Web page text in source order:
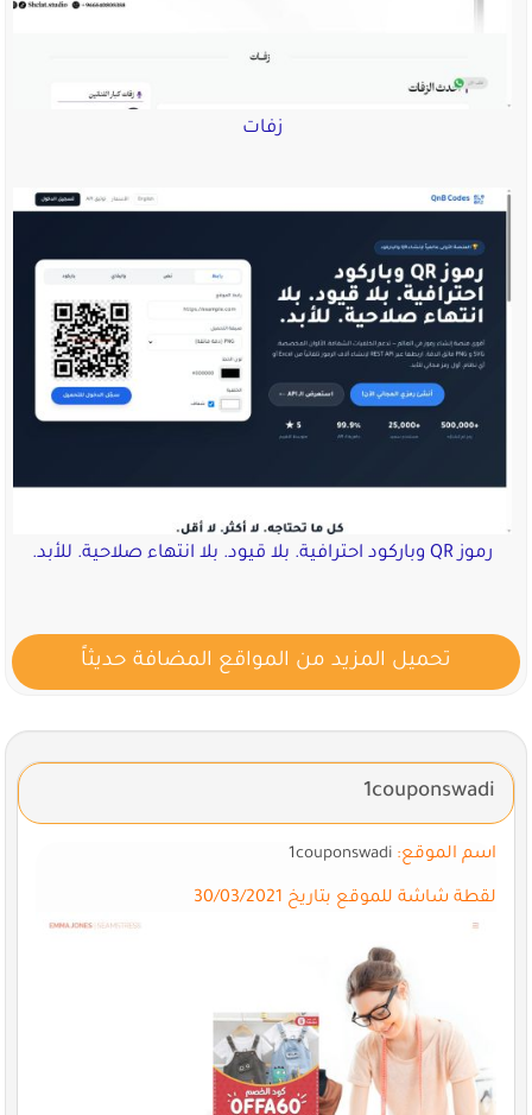
زفات
رموز QR وباركود احترافية. بلا قيود. بلا انتهاء صلاحية. للأبد.
تحميل المزيد من المواقع المضافة حديثاً
1couponswadi
اسم الموقع:1couponswadi
لقطة شاشة للموقع بتاريخ 30/03/2021